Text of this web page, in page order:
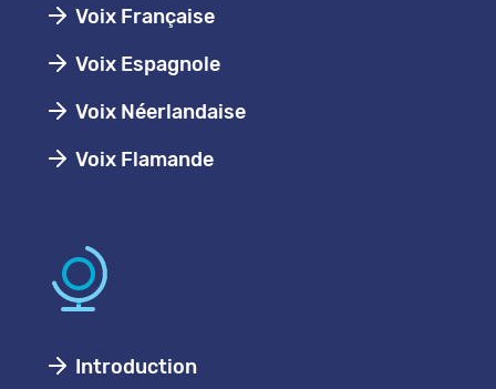
Voix Française
Voix Espagnole
Voix Néerlandaise
Voix Flamande
Introduction